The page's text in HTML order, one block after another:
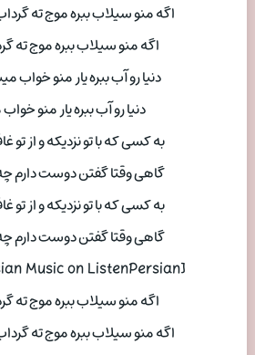
اگه منو سیلاب ببره موج ته
اگه منو سیلاب ببره موج ته
دنیا رو آب ببره یار منو خواب
دنیا رو آب ببره یار منو
به کسی که با تو نزدیکه و از
گاهی وقتا گفتن دوست دارم
به کسی که با تو نزدیکه و از
گاهی وقتا گفتن دوست دارم
[Persian Music on ListenPersian] 🎜♚
اگه منو سیلاب ببره موج ته
اگه منو سیلاب ببره موج ته